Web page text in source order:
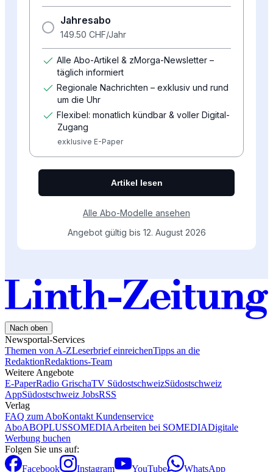
Nach oben
Newsportal-Services
Themen von A-ZLeserbrief einreichenTipps an die
RedaktionRedaktions-Team
Weitere Angebote
E-PaperRadio GrischaTV SüdostschweizSüdostschweiz
AppSüdostschweiz JobsRSS
Verlag
FAQ zum AboKontakt Kundenservice
AboABOPLUSSOMEDIAArbeiten bei SOMEDIADigitale
Werbung buchen
Folgen Sie uns auf:
Facebook
Instagram YouTube WhatsApp